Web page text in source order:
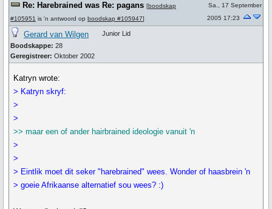
Re: Harebrained was Re: pagans [boodskap
#105951 is 'n antwoord op boodskap #105947]
Sa., 17 September
2005 17:23
Gerard van Wilgen
Boodskappe: 28
Geregistreer: Oktober 2002
Junior Lid
Katryn wrote:
> Katryn skryf:
>
>
>> maar een of ander hairbrained ideologie vanuit 'n
>
>
> Eintlik moet dit seker "harebrained" wees. Wonder of haasbrein 'n
> goeie Afrikaanse alternatief sou wees? :)